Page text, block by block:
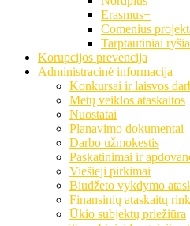
Erasmus+
Comenius
Tarptautiniai
Korupcijos prevencija
Administracinė informacija
Konkursai ir laisvos
Metų veiklos ataskaitos
Nuostatai
Planavimo dokumentai
Darbo užmokestis
Paskatinimai ir
Viešieji pirkimai
Biudžeto vykdymo
Finansinių ataskaitų
Ūkio subjektų priežiūra